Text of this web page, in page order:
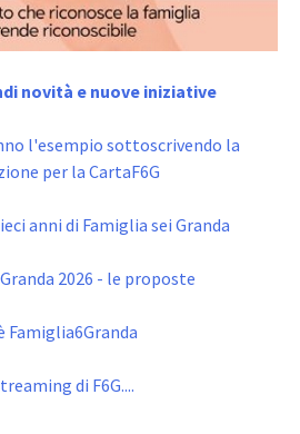
novità e nuove iniziative
l'esempio sottoscrivendo la
per la CartaF6G
anni di Famiglia sei Granda
2026 - le proposte
Famiglia6Granda
di F6G....